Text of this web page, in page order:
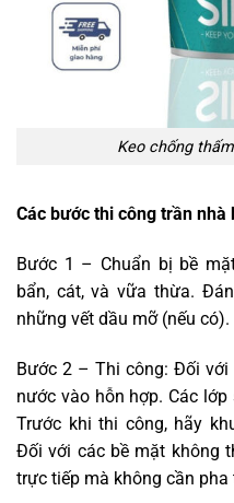
Keo chống
Các bước thi công trần nhà
Bước 1 – Chuẩn bị bề
bẩn, cát, và vữa thừa.
những vết dầu mỡ (nếu có).
Bước 2 – Thi công: Đối với
nước vào hỗn hợp. Các
Trước khi thi công, hãy
Đối với các bề mặt không
trực tiếp mà không cần pha